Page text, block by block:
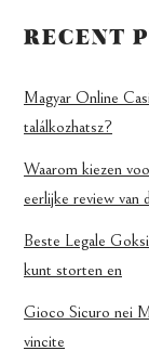
RECENT
Magyar Online
találkozhatsz?
Waarom kiezen
eerlijke review van
Beste Legale
kunt storten en
Gioco Sicuro nei
vincite